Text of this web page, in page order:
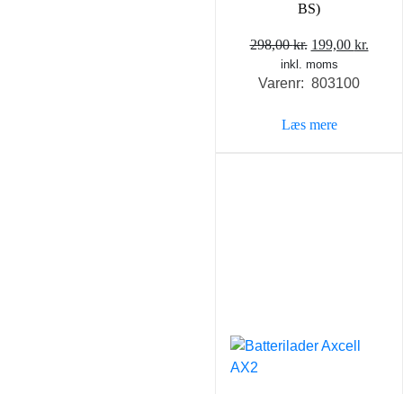
BS)
298,00kr. Den
oprindelige
pris
298,00 kr..
199,00 kr.
inkl. moms
Varenr: 803100
Læs mere